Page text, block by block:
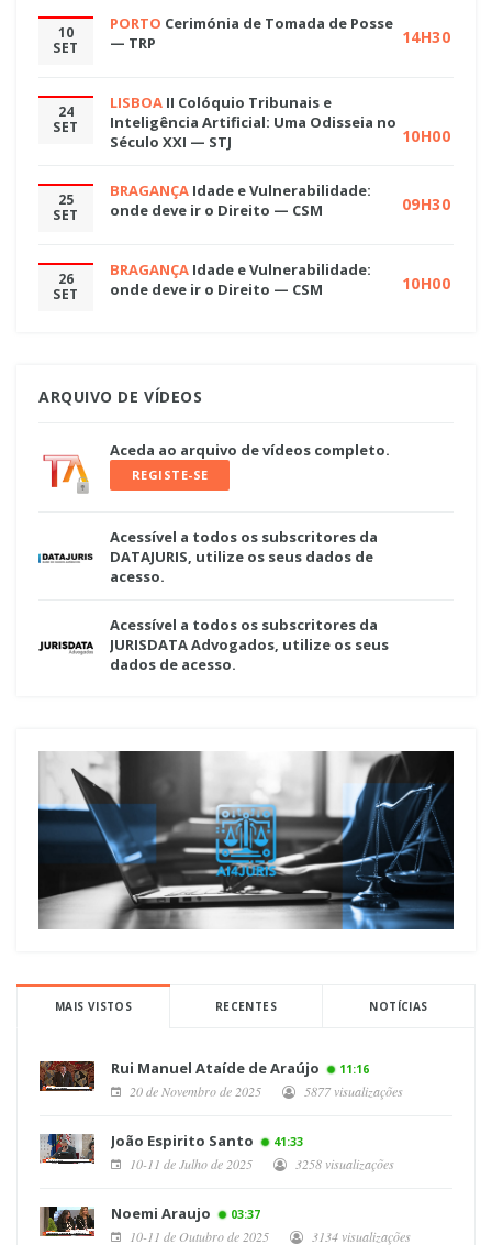
10
SET
PORTO Cerimónia de Tomada de Posse
— TRP
14H30
24
SET
LISBOA II Colóquio Tribunais e
Inteligência Artificial: Uma Odisseia no
Século XXI — STJ
10H00
25
SET
BRAGANÇA Idade e Vulnerabilidade:
onde deve ir o Direito — CSM
09H30
26
SET
BRAGANÇA Idade e Vulnerabilidade:
onde deve ir o Direito — CSM
10H00
ARQUIVO DE VÍDEOS
Aceda ao arquivo de vídeos completo.
REGISTE-SE
Acessível a todos os subscritores da
DATAJURIS, utilize os seus dados de
acesso.
Acessível a todos os subscritores da
JURISDATA Advogados, utilize os seus
dados de acesso.
MAIS VISTOS RECENTES NOTÍCIAS
Rui Manuel Ataíde de Araújo 11:16
20 de Novembro de 2025 5877 visualizações
João Espirito Santo 41:33
10-11 de Julho de 2025 3258 visualizações
Noemi Araujo 03:37
10-11 de Outubro de 2025 3134 visualizações